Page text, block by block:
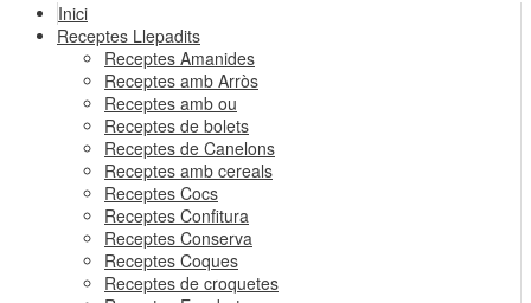
Inici
Receptes Llepadits
Receptes Amanides
Receptes amb Arròs
Receptes amb ou
Receptes de bolets
Receptes de Canelons
Receptes amb cereals
Receptes Cocs
Receptes Confitura
Receptes Conserva
Receptes Coques
Receptes de croquetes